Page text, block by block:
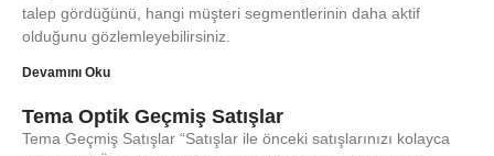
talep gördüğünü, hangi müşteri segmentlerinin daha aktif
olduğunu gözlemleyebilirsiniz.
Devamını Oku
Tema Optik Geçmiş Satışlar
Tema Geçmiş Satışlar “Satışlar ile önceki satışlarınızı kolayca